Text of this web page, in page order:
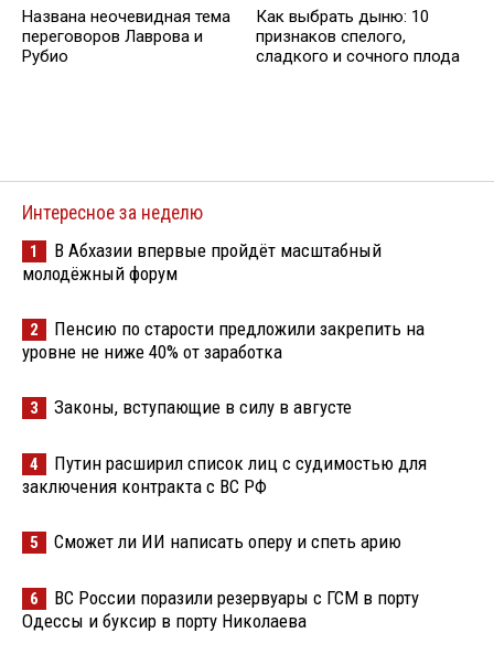
Названа неочевидная тема
переговоров Лаврова и
Рубио
Как выбрать дыню: 10
признаков спелого,
сладкого и сочного плода
Интересное за неделю
1
В Абхазии впервые пройдёт масштабный
молодёжный форум
2
Пенсию по старости предложили закрепить на
уровне не ниже 40% от заработка
3 Законы, вступающие в силу в августе
4
Путин расширил список лиц с судимостью для
заключения контракта с ВС РФ
5 Сможет ли ИИ написать оперу и спеть арию
6
ВС России поразили резервуары с ГСМ в порту
Одессы и буксир в порту Николаева